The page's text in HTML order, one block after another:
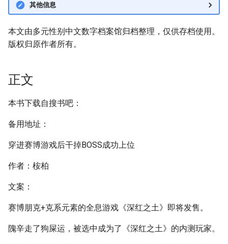
其他信息
本文由多元性别中文数字档案馆归档整理，仅供存档使用。
版权归原作者所有。
正文
本书下载自搜书吧：
备用地址：
穿进赛博游戏后干掉BOSS成功上位
作者：桉柏
文案：
赛博朋克+克系元素的全息游戏《深红之土》即将发售。
隗辛走了狗屎运，被选中成为了《深红之土》的内测玩家。